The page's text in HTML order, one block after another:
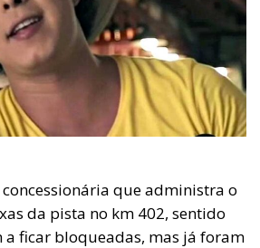
que administra o
da pista no km 402, sentido
ficar bloqueadas, mas já foram